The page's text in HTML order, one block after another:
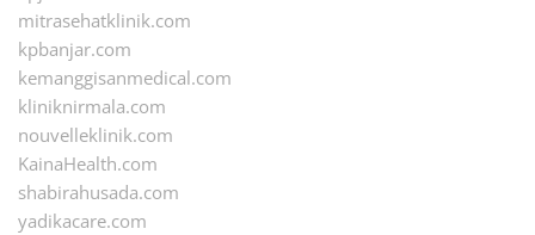
mitrasehatklinik.com
kpbanjar.com
kemanggisanmedical.com
kliniknirmala.com
nouvelleklinik.com
KainaHealth.com
shabirahusada.com
yadikacare.com